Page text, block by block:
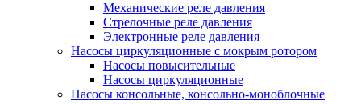
Механические реле давления
Стрелочные реле давления
Электронные реле давления
Насосы циркуляционные с мокрым ротором
Насосы повысительные
Насосы циркуляционные
Насосы консольные, консольно-моноблочные